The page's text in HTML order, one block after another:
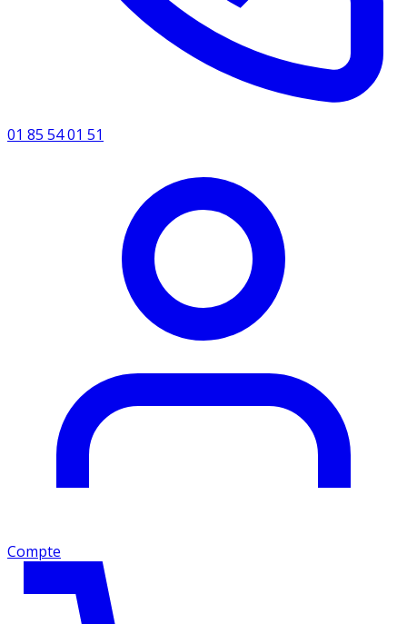
01 85 54 01 51
Compte